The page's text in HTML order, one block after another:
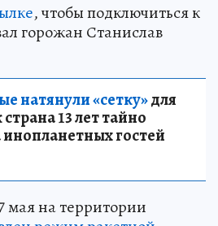
, чтобы подключиться к
горожан Станислав
натянули «сетку»для
13 лет тайно
инопланетных гостей
на территории